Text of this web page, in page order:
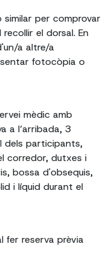
similar per comprovar
el dorsal. En
a altre/a
fotocòpia o
mèdic amb
a l’arribada, 3
dels participants,
corredor, dutxes i
bossa d'obsequis,
i líquid durant el
fer reserva prèvia